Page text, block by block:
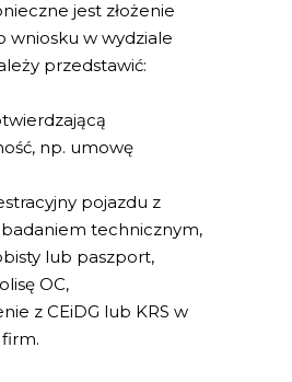
jest złożenie
wniosku w wydziale
przedstawić:
np. umowę
pojazdu z
technicznym,
lub paszport,
OC,
z CEiDG lub KRS w